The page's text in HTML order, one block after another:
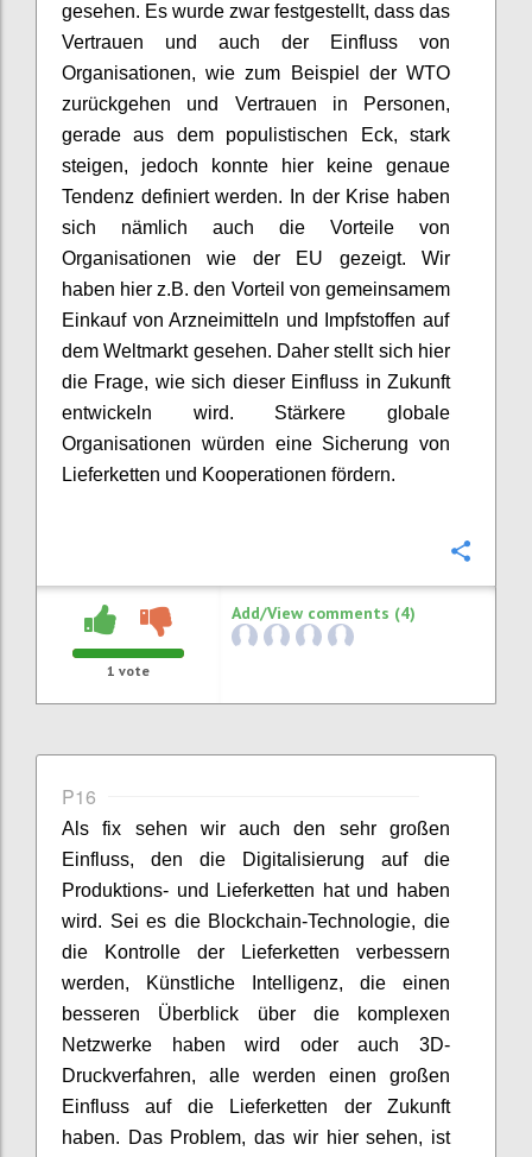
gesehen. Es wurde zwar festgestellt, dass das
Vertrauen und auch der Einfluss von
Organisationen, wie zum Beispiel der WTO
zurückgehen und Vertrauen in Personen,
geradeaus dem populistischen Eck, stark
steigen, jedoch konnte hier keine genaue
Tendenz definiert werden. In der Krise haben
sich nämlich auch die Vorteile von
Organisationen wie der EU gezeigt.Wir
haben hierz.B. den Vorteil von gemeinsamem
Einkaufvon Arzneimittel n und Impfstoffen auf
dem Weltmarkt gesehen. Daher stellt sich hier
die Frage, wie sich dieser Einfluss in Zukunft
entwickeln wird. Stärkere globale
Organisationen würden eine Sicherung von
Lieferketten und Kooperationen fördern.
1 vote
Add/View comments (4)
P16
Als fix sehen wir auch den sehr großen
Einfluss, den die Digitalisierung auf die
Produktions- und Lieferketten hat und haben
wird. Sei es die Blockchain-Technologie, die
die Kontrolle der Lieferketten verbessern
werden, Künstliche Intelligenz, die einen
besseren Überblick über die komplexen
Netzwerke haben wird oder auch 3D-
Druckverfahren, alle werden einen großen
Einfluss auf die Lieferketten der Zukunft
haben. Das Problem, das wir hier sehen, ist